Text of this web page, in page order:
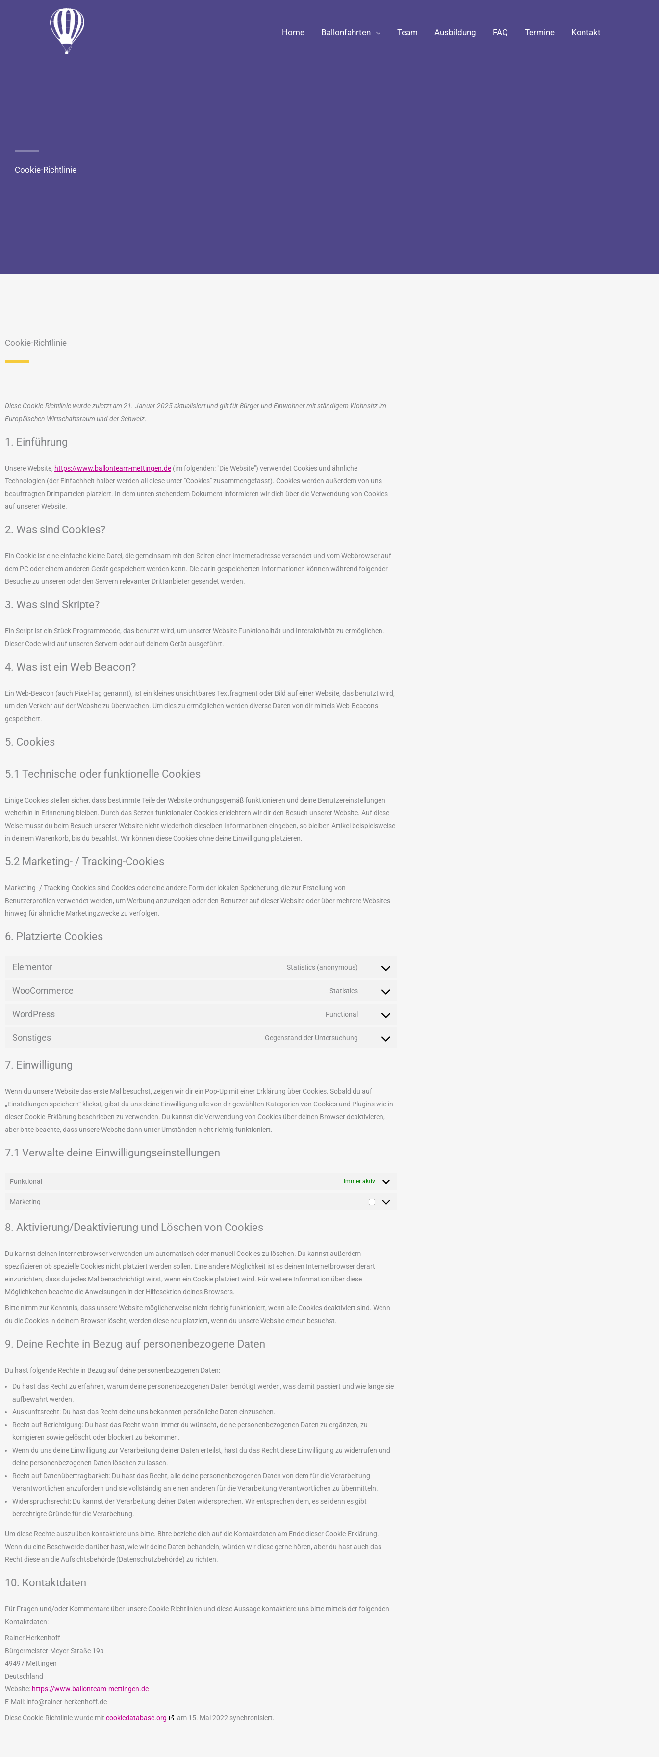
Home Ballonfahrten Team Ausbildung FAQ Termine Kontakt
Cookie-Richtlinie
Cookie-Richtlinie
Diese Cookie-Richtlinie wurde zuletzt am 21. Januar 2025 aktualisiert und gilt für Bürger und Einwohner mit ständigem Wohnsitz im
Europäischen Wirtschaftsraum und der Schweiz.
1. Einführung
Unsere Website, https://www.ballonteam-mettingen.de (im folgenden: "Die Website") verwendet Cookies und ähnliche
Technologien (der Einfachheit halber werden all diese unter "Cookies" zusammengefasst). Cookies werden außerdem von uns
beauftragten Drittparteien platziert. In dem unten stehendem Dokument informieren wir dich über die Verwendung von Cookies
auf unserer Website.
2. Was sind Cookies?
Ein Cookie ist eine einfache kleine Datei, die gemeinsam mit den Seiten einer Internetadresse versendet und vom Webbrowser auf
dem PC oder einem anderen Gerät gespeichert werden kann. Die darin gespeicherten Informationen können während folgender
Besuche zu unseren oder den Servern relevanter Drittanbieter gesendet werden.
3. Was sind Skripte?
Ein Script ist ein Stück Programmcode, das benutzt wird, um unserer Website Funktionalität und Interaktivität zu ermöglichen.
Dieser Code wird auf unseren Servern oder auf deinem Gerät ausgeführt.
4. Was ist ein Web Beacon?
Ein Web-Beacon (auch Pixel-Tag genannt), ist ein kleines unsichtbares Textfragment oder Bild auf einer Website, das benutzt wird,
um den Verkehr auf der Website zu überwachen. Um dies zu ermöglichen werden diverse Daten von dir mittels Web-Beacons
gespeichert.
5. Cookies
5.1 Technische oder funktionelle Cookies
Einige Cookies stellen sicher, dass bestimmte Teile der Website ordnungsgemäß funktionieren und deine Benutzereinstellungen
weiterhin in Erinnerung bleiben. Durch das Setzen funktionaler Cookies erleichtern wir dir den Besuch unserer Website. Auf diese
Weise musst du beim Besuch unserer Website nicht wiederholt dieselben Informationen eingeben, so bleiben Artikel beispielsweise
in deinem Warenkorb, bis du bezahlst. Wir können diese Cookies ohne deine Einwilligung platzieren.
5.2 Marketing- / Tracking-Cookies
Marketing- / Tracking-Cookies sind Cookies oder eine andere Form der lokalen Speicherung, die zur Erstellung von
Benutzerprofilen verwendet werden, um Werbung anzuzeigen oder den Benutzer auf dieser Website oder über mehrere Websites
hinweg für ähnliche Marketingzwecke zu verfolgen.
6. Platzierte Cookies
Elementor Statistics (anonymous)
Consent
WooCommerce Statistics
Consent
WordPress Functional
Consent
Sonstiges Gegenstand der Untersuchung
Consent
7. Einwilligung
Wenn du unsere Website das erste Mal besuchst, zeigen wir dir ein Pop-Up mit einer Erklärung über Cookies. Sobald du auf
„Einstellungen speichern“ klickst, gibst du uns deine Einwilligung alle von dir gewählten Kategorien von Cookies und Plugins wie in
dieser Cookie-Erklärung beschrieben zu verwenden. Du kannst die Verwendung von Cookies über deinen Browser deaktivieren,
aber bitte beachte, dass unsere Website dann unter Umständen nicht richtig funktioniert.
7.1 Verwalte deine Einwilligungseinstellungen
Funktional Immer aktiv
Marketing
Marketing
8. Aktivierung/Deaktivierung und Löschen von Cookies
Du kannst deinen Internetbrowser verwenden um automatisch oder manuell Cookies zu löschen. Du kannst außerdem
spezifizieren ob spezielle Cookies nicht platziert werden sollen. Eine andere Möglichkeit ist es deinen Internetbrowser derart
einzurichten, dass du jedes Mal benachrichtigt wirst, wenn ein Cookie platziert wird. Für weitere Information über diese
Möglichkeiten beachte die Anweisungen in der Hilfesektion deines Browsers.
Bitte nimm zur Kenntnis, dass unsere Website möglicherweise nicht richtig funktioniert, wenn alle Cookies deaktiviert sind. Wenn
du die Cookies in deinem Browser löscht, werden diese neu platziert, wenn du unsere Website erneut besuchst.
9. Deine Rechte in Bezug auf personenbezogene Daten
Du hast folgende Rechte in Bezug auf deine personenbezogenen Daten:
Du hast das Recht zu erfahren, warum deine personenbezogenen Daten benötigt werden, was damit passiert und wie lange sie
aufbewahrt werden.
Auskunftsrecht: Du hast das Recht deine uns bekannten persönliche Daten einzusehen.
Recht auf Berichtigung: Du hast das Recht wann immer du wünscht, deine personenbezogenen Daten zu ergänzen, zu
korrigieren sowie gelöscht oder blockiert zu bekommen.
Wenn du uns deine Einwilligung zur Verarbeitung deiner Daten erteilst, hast du das Recht diese Einwilligung zu widerrufen und
deine personenbezogenen Daten löschen zu lassen.
Recht auf Datenübertragbarkeit: Du hast das Recht, alle deine personenbezogenen Daten von dem für die Verarbeitung
Verantwortlichen anzufordern und sie vollständig an einen anderen für die Verarbeitung Verantwortlichen zu übermitteln.
Widerspruchsrecht: Du kannst der Verarbeitung deiner Daten widersprechen. Wir entsprechen dem, es sei denn es gibt
berechtigte Gründe für die Verarbeitung.
Um diese Rechte auszuüben kontaktiere uns bitte. Bitte beziehe dich auf die Kontaktdaten am Ende dieser Cookie-Erklärung.
Wenn du eine Beschwerde darüber hast, wie wir deine Daten behandeln, würden wir diese gerne hören, aber du hast auch das
Recht diese an die Aufsichtsbehörde (Datenschutzbehörde) zu richten.
10. Kontaktdaten
Für Fragen und/oder Kommentare über unsere Cookie-Richtlinien und diese Aussage kontaktiere uns bitte mittels der folgenden
Kontaktdaten:
Rainer Herkenhoff
Bürgermeister-Meyer-Straße 19a
49497 Mettingen
Deutschland
Website: https://www.ballonteam-mettingen.de
E-Mail: info@rainer-herkenhoff.de
Diese Cookie-Richtlinie wurde mit cookiedatabase.org am 15. Mai 2022 synchronisiert.